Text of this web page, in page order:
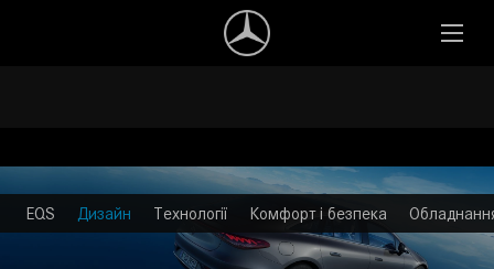
EQS Дизайн Технології Комфорт і безпека